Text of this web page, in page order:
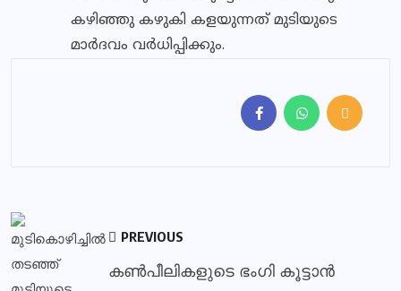
കഴിഞ്ഞു കഴുകി കളയുന്നത് മുടിയുടെ
മാര്‍ദവം വര്‍ധിപ്പിക്കും.
PREVIOUS
കണ്‍പീലികളുടെ ഭംഗി കൂട്ടാന്‍